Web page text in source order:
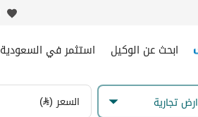
ابحث عن الوكيل استثمر في السعودية
ارض تجارية السعر (⃁)